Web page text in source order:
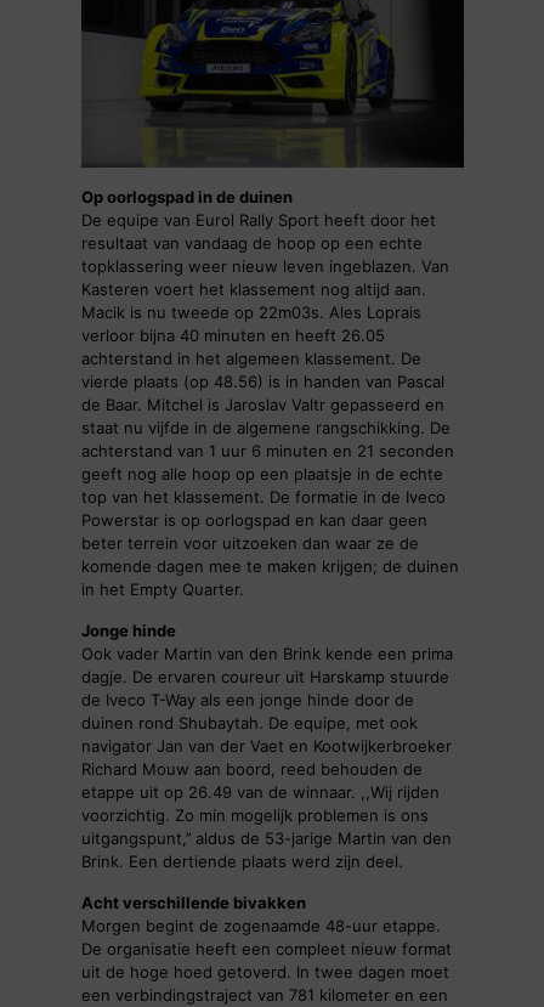
Op oorlogspad in de duinen
De equipe van Eurol Rally Sport heeft door het
resultaat van vandaag de hoop op een echte
topklassering weer nieuw leven ingeblazen. Van
Kasteren voert het klassement nog altijd aan.
Macik is nu tweede op 22m03s. Ales Loprais
verloor bijna 40 minuten en heeft 26.05
achterstand in het algemeen klassement. De
vierde plaats (op 48.56) is in handen van Pascal
de Baar. Mitchel is Jaroslav Valtr gepasseerd en
staat nu vijfde in de algemene rangschikking. De
achterstand van 1 uur 6 minuten en 21 seconden
geeft nog alle hoop op een plaatsje in de echte
top van het klassement. De formatie in de Iveco
Powerstar is op oorlogspad en kan daar geen
beter terrein voor uitzoeken dan waar ze de
komende dagen mee te maken krijgen; de duinen
in het Empty Quarter.
Jonge hinde
Ook vader Martin van den Brink kende een prima
dagje. De ervaren coureur uit Harskamp stuurde
de Iveco T-Way als een jonge hinde door de
duinen rond Shubaytah. De equipe, met ook
navigator Jan van der Vaet en Kootwijkerbroeker
Richard Mouw aan boord, reed behouden de
etappe uit op 26.49 van de winnaar. ,,Wij rijden
voorzichtig. Zo min mogelijk problemen is ons
uitgangspunt,’’ aldus de 53-jarige Martin van den
Brink. Een dertiende plaats werd zijn deel.
Acht verschillende bivakken
Morgen begint de zogenaamde 48-uur etappe.
De organisatie heeft een compleet nieuw format
uit de hoge hoed getoverd. In twee dagen moet
een verbindingstraject van 781 kilometer en een